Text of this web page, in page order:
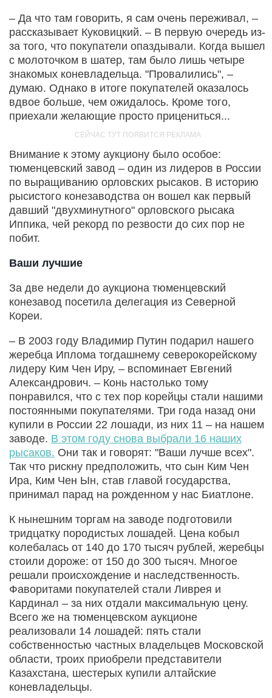
– Да что там говорить, я сам очень переживал, –
рассказывает Куковицкий. – В первую очередь из-
за того, что покупатели опаздывали. Когда вышел
с молоточком в шатер, там было лишь четыре
знакомых коне­владельца. "Провалились", –
думаю. Однако в итоге покупателей оказалось
вдвое больше, чем ожидалось. Кроме того,
приехали желающие просто прицениться...
Внимание к этому аукциону было особое:
тюменцевский завод – один из лидеров в России
по выращиванию орловских рысаков. В историю
рысистого конезаводства он вошел как первый
давший "двухминутного" орловского рысака
Иппика, чей рекорд по резвости до сих пор не
побит.
Ваши лучшие
За две недели до аукциона тюменцевский
конезавод посетила делегация из Северной
Кореи.
– В 2003 году Владимир Путин подарил нашего
жеребца Иплома тогдашнему северокорейскому
лидеру Ким Чен Иру, – вспоминает Евгений
Александрович. – Конь настолько тому
понравился, что с тех пор корейцы стали нашими
постоянными покупателями. Три года назад они
купили в России 22 лошади, из них 11 – на нашем
заводе. В этом году снова выбрали 16 наших
рысаков. Они так и говорят: "Ваши лучше всех".
Так что рискну предположить, что сын Ким Чен
Ира, Ким Чен Ын, став главой государства,
принимал парад на рожденном у нас Биатлоне.
К нынешним торгам на заводе подготовили
тридцатку породистых лошадей. Цена кобыл
колебалась от 140 до 170 тысяч рублей, жеребцы
стоили дороже: от 150 до 300 тысяч. Многое
решали происхождение и наследственность.
Фаворитами покупателей стали Ливрея и
Кардинал – за них отдали максимальную цену.
Всего же на тюменцевском аукционе
реализовали 14 лошадей: пять стали
собственностью частных владельцев Московской
области, троих приобрели представители
Казахстана, шестерых купили алтайские
коневладельцы.